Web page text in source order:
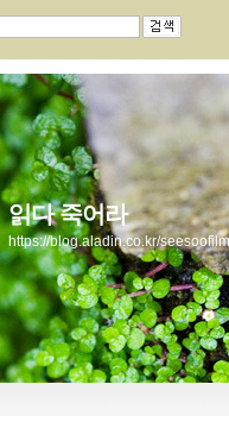
읽다 죽어라
https://blog.aladin.co.kr/